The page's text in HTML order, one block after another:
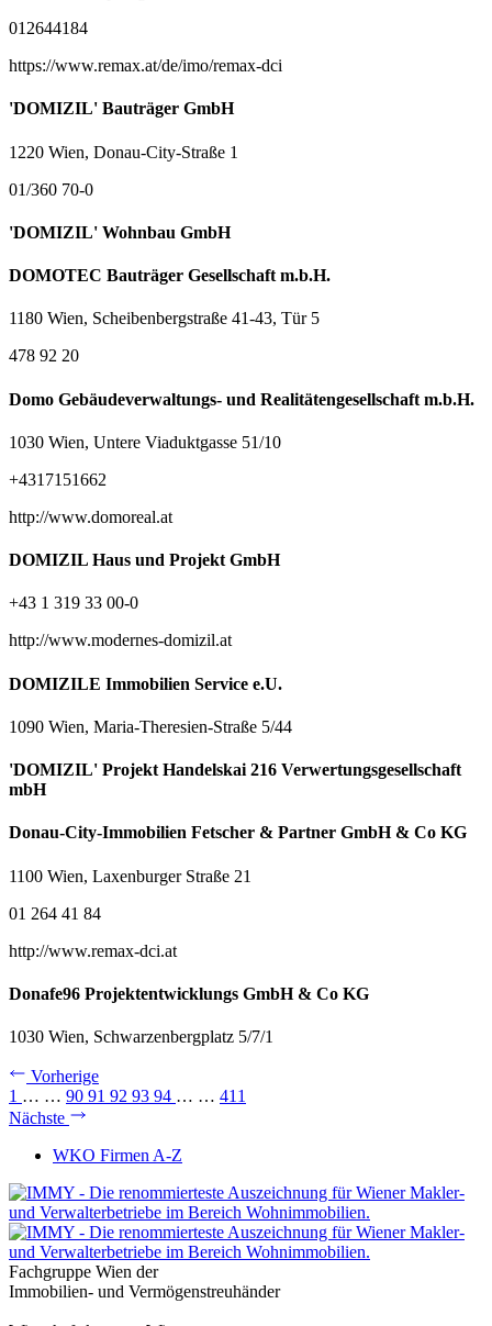
012644184
https://www.remax.at/de/imo/remax-dci
'DOMIZIL' Bauträger GmbH
1220 Wien, Donau-City-Straße 1
01/360 70-0
'DOMIZIL' Wohnbau GmbH
DOMOTEC Bauträger Gesellschaft m.b.H.
1180 Wien, Scheibenbergstraße 41-43, Tür 5
478 92 20
Domo Gebäudeverwaltungs- und Realitätengesellschaft m.b.H.
1030 Wien, Untere Viaduktgasse 51/10
+4317151662
http://www.domoreal.at
DOMIZIL Haus und Projekt GmbH
+43 1 319 33 00-0
http://www.modernes-domizil.at
DOMIZILE Immobilien Service e.U.
1090 Wien, Maria-Theresien-Straße 5/44
'DOMIZIL' Projekt Handelskai 216 Verwertungsgesellschaft
mbH
Donau-City-Immobilien Fetscher & Partner GmbH & Co KG
1100 Wien, Laxenburger Straße 21
01 264 41 84
http://www.remax-dci.at
Donafe96 Projektentwicklungs GmbH & Co KG
1030 Wien, Schwarzenbergplatz 5/7/1
Vorherige
1 … … 90 91 92 93 94 … … 411
Nächste
WKO Firmen A-Z
Fachgruppe Wien der
Immobilien- und Vermögenstreuhänder